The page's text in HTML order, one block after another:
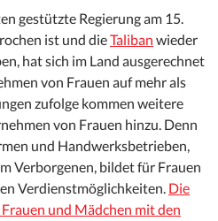
gestützte Regierung am 15.
ist und dieTaliban wieder
hat sich im Land ausgerechnet
von Frauen auf mehr als
zufolge kommen weitere
von Frauen hinzu. Denn
und Handwerksbetrieben,
Verborgenen, bildet für Frauen
Verdienstmöglichkeiten. Die
und Mädchen mit den